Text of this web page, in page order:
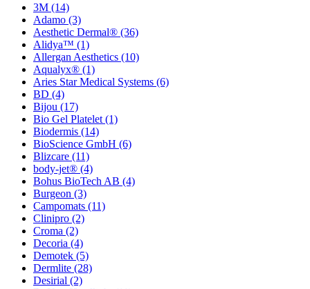
3M (14)
Adamo (3)
Aesthetic Dermal® (36)
Alidya™ (1)
Allergan Aesthetics (10)
Aqualyx® (1)
Aries Star Medical Systems (6)
BD (4)
Bijou (17)
Bio Gel Platelet (1)
Biodermis (14)
BioScience GmbH (6)
Blizcare (11)
body-jet® (4)
Bohus BioTech AB (4)
Burgeon (3)
Campomats (11)
Clinipro (2)
Croma (2)
Decoria (4)
Demotek (5)
Dermlite (28)
Desirial (2)